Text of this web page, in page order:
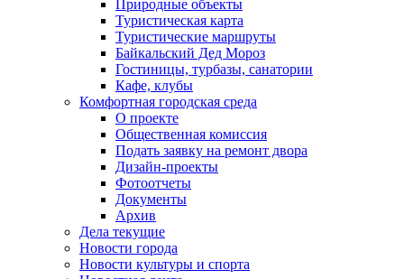
Природные объекты
Туристическая карта
Туристические маршруты
Байкальский Дед Мороз
Гостиницы, турбазы, санатории
Кафе, клубы
Комфортная городская среда
О проекте
Общественная комиссия
Подать заявку на ремонт двора
Дизайн-проекты
Фотоотчеты
Документы
Архив
Дела текущие
Новости города
Новости культуры и спорта